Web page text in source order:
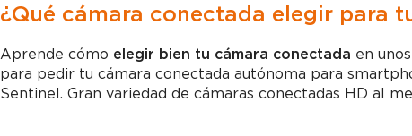
¿Qué cámara conectada elegir para
Aprende cómo elegir bien tu cámara conectada en
para pedir tu cámara conectada autónoma para
Sentinel. Gran variedad de cámaras conectadas HD al